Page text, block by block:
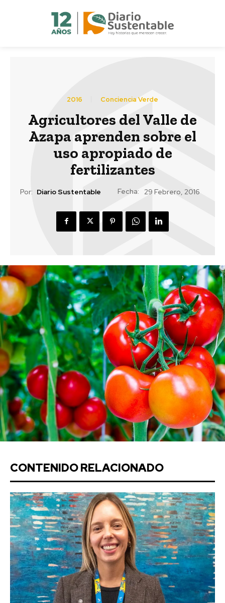
2016 Conciencia Verde
Agricultores del Valle de
Azapa aprenden sobre el
uso apropiado de
fertilizantes
Por: Diario Sustentable Fecha: 29 Febrero, 2016
CONTENIDO RELACIONADO